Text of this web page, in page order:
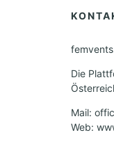
Die
Mail:
Web: